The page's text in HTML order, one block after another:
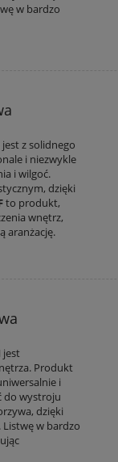
w bardzo
z solidnego
i niezwykle
i wilgoć.
dzięki
to produkt,
wnętrz,
aranżację.
jest
Produkt
i
do wystroju
dzięki
w bardzo